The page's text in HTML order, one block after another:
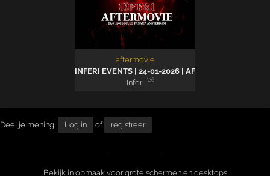
aftermovie
INFERI EVENTS | 24-01-2026 | AFTERMOVIE
Inferi
'26
Deel je mening! Log in of registreer
Bekijk in opmaak voor grote schermen en desktops